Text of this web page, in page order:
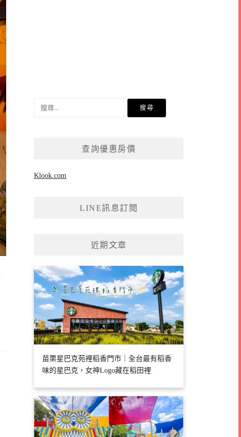
查詢優惠房價
Klook.com
LINE訊息訂閱
近期文章
苗栗星巴克苑裡稻香門市｜全台最有稻香
味的星巴克，女神Logo藏在稻田裡